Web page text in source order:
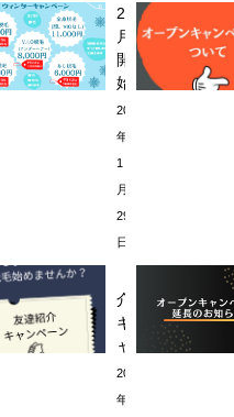
【読
谷
お
す
め
の
メ
ン
ズ
脱
2
月
開
始!!
ウ
ィ
ー
キ
ャ
ペ
ー
谷
脱
2022
年
1
月
29
日
介
キ
ャ
ン
ペ
2022
年